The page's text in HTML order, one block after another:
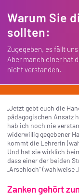
Warum Sie
sollten:
Zugegeben, es fällt
Aber manch einer hat
nicht verstanden.
„Jetzt gebt euch die
pädagogischen Ansatz
hab ich noch nie
widerwillig gegebener
kommt die Lehrerin
Und hat sie wirklich
dass einer der beiden
„Arschloch“ (wahlweise
Zanken gehört